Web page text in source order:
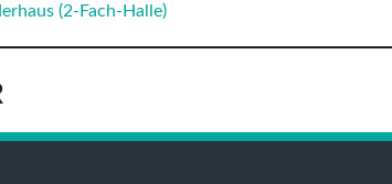
(2-Fach-Halle)